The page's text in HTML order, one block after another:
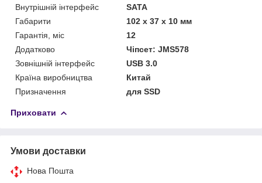
Внутрішній інтерфейс
SATA
Габарити
102 x 37 x 10 мм
Гарантія, міс
12
Додатково
Чіпсет: JMS578
Зовнішній інтерфейс
USB 3.0
Країна виробництва
Китай
Призначення
для SSD
Приховати
Умови доставки
Нова Пошта